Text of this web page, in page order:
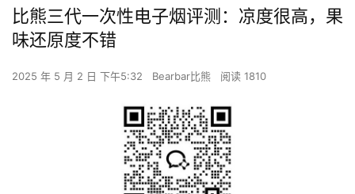
比熊三代一次性电子烟评测：凉度很高，果
味还原度不错
2025 年 5 月 2 日 下午5:32 Bearbar比熊 阅读 1810